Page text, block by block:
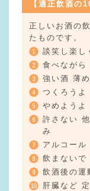
【適正飲酒の
正しいお酒の
たものです。
談笑し楽し
食べながら
強い酒 薄
つくろうよ
やめようよ
許さない
み
アルコール
飲まないで
飲酒後の運
肝臓など